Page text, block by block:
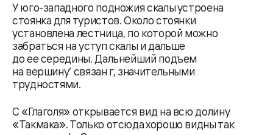
У юго-западного подножия скалы устроена
стоянка для туристов. Около стоянки
установлена лестница, по которой можно
забраться на уступ скалы и дальше
до ее середины. Дальнейший подъем
на вершину’ связан г, значительными
трудностями.
С «Глаголя» открывается вид на всю долину
«Такмака». Только отсюда хорошо видны так